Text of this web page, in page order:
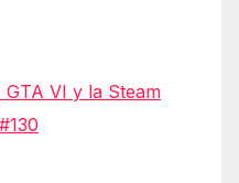
GTA VI y la Steam